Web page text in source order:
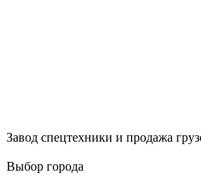
Завод спецтехники и продажа
Выбор города